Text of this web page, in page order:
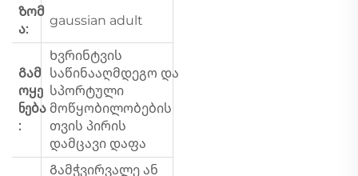
Ზომ
ა:
gaussian adult
Გამ
ოყე
ნება
:
Ხვრინტვის
საწინააღმდეგო და
სპორტული
მოწყობილობების
თვის პირის
დამცავი დაფა
Გამჭვირვალე ან